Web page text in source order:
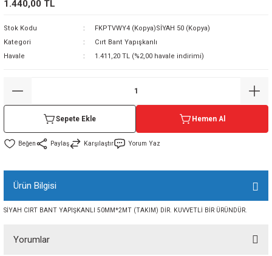
1.440,00 TL
Stok Kodu
FKPTVWY4 (Kopya)SİYAH 50 (Kopya)
Kategori
Cırt Bant Yapışkanlı
Havale
1.411,20 TL (%2,00 havale indirimi)
Sepete Ekle Hemen Al
Paylaş Karşılaştır Yorum Yaz
Ürün Bilgisi
SİYAH CIRT BANT YAPIŞKANLI 50MM*2MT (TAKIM) DİR. KUVVETLİ BİR ÜRÜNDÜR.
Yorumlar